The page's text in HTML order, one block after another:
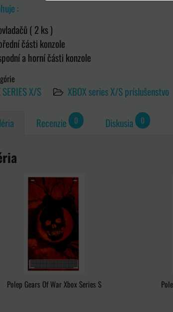
:
( 2 ks )
části konzole
a horní části konzole
SERIES X/S XBOX series X/S príslušenstvo
Recenzie 0 Diskusia 0
Polep Gears Of War Xbox Series S